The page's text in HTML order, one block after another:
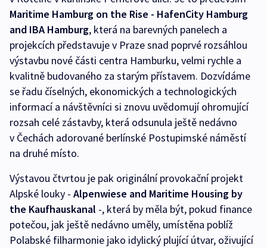
Maritime Hamburg on the Rise - HafenCity Hamburg
and IBA Hamburg, která na barevných panelech a
projekcích představuje v Praze snad poprvé rozsáhlou
výstavbu nové části centra Hamburku, velmi rychle a
kvalitně budovaného za starým přístavem. Dozvídáme
se řadu číselných, ekonomických a technologických
informací a návštěvníci si znovu uvědomují ohromující
rozsah celé zástavby, která odsunula ještě nedávno
v Čechách adorované berlínské Postupimské náměstí
na druhé místo.
Výstavou čtvrtou je pak originální provokační projekt
Alpské louky - Alpenwiese and Maritime Housing by
the Kaufhauskanal -, která by měla být, pokud finance
potečou, jak ještě nedávno uměly, umístěna poblíž
Polabské filharmonie jako idylický plující útvar, oživující